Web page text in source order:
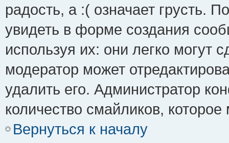
радость, а :( означает грусть.
увидеть в форме создания
используя их: они легко могут
модератор может
удалить его. Администратор
количество смайликов,
Вернуться к началу